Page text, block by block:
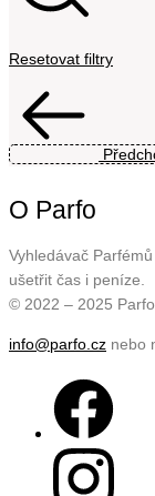
Resetovat filtry
O Parfo
Vyhledávač
ušetřit čas i peníze.
© 2022 – 2025 Parfo
info@parfo.cz nebo